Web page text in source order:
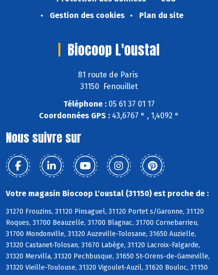
Gestion des cookies
Plan du site
Biocoop L'oustal
81 route de Paris
31150 Fenouillet
Téléphone : 05 61 37 01 17
Coordonnées GPS : 43,6767 ° , 1,4092 °
Nous suivre sur
Votre magasin Biocoop L'oustal (31150) est proche de :
31270 Frouzins, 31120 Pinsaguel, 31120 Portet s/Garonne, 31120
Roques, 31700 Beauzelle, 31700 Blagnac, 31700 Cornebarrieu,
31700 Mondonville, 31320 Auzeville-Tolosane, 31650 Auzielle,
31320 Castanet-Tolosan, 31670 Labège, 31120 Lacroix-Falgarde,
31320 Mervilla, 31320 Pechbusque, 31650 St-Orens-de-Gameville,
31320 Vieille-Toulouse, 31320 Vigoulet-Auzil, 31620 Bouloc, 31150